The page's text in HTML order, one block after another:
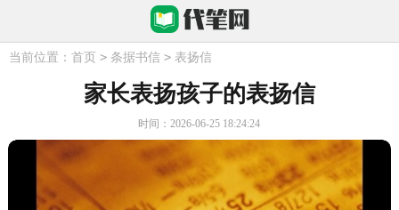
当前位置： 首页 > 条据书信 > 表扬信
家长表扬孩子的表扬信
时间：2026-06-25 18:24:24